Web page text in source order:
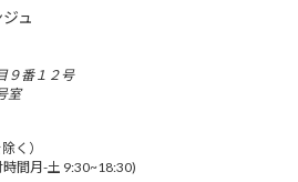
ュ
９番１２号
室
く）
時間月-土 9:30~18:30)